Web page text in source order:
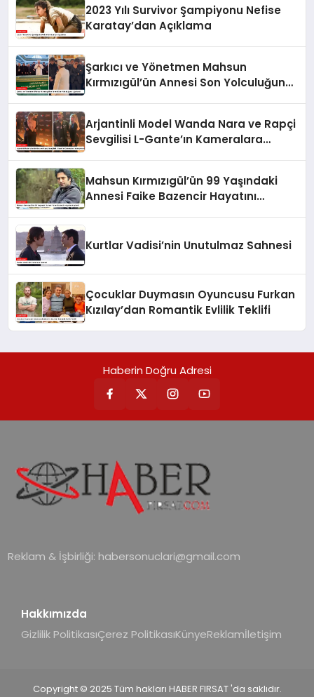
2023 Yılı Survivor Şampiyonu Nefise
Karatay’dan Açıklama
Şarkıcı ve Yönetmen Mahsun
Kırmızıgül’ün Annesi Son Yolculuğuna
Arjantinli Model Wanda Nara ve Rapçi
Sevgilisi L-Gante’ın Kameralara
Mahsun Kırmızıgül’ün 99 Yaşındaki
Annesi Faike Bazencir Hayatını
Kurtlar Vadisi’nin Unutulmaz Sahnesi
Çocuklar Duymasın Oyuncusu Furkan
Kızılay’dan Romantik Evlilik Teklifi
Haberin Doğru Adresi
Reklam & İşbirliği: habersonuclari@gmail.com
Hakkımızda
Gizlilik PolitikasıÇerez PolitikasıKünyeReklamİletişim
Copyright © 2025 Tüm hakları HABER FIRSAT 'da saklıdır.